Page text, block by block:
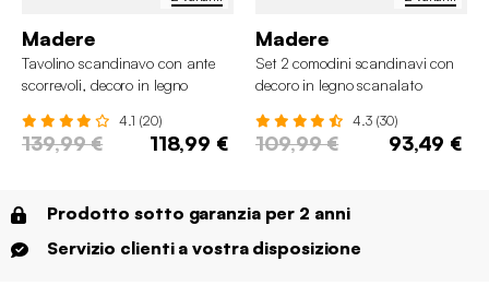
Madere
Tavolino scandinavo con ante
scorrevoli, decoro in legno
4.1 (20)
139,99 € 118,99 €
Madere
Set 2 comodini scandinavi con
decoro in legno scanalato
4.3 (30)
109,99 € 93,49 €
Prodotto sotto garanzia per 2 anni
Servizio clienti a vostra disposizione